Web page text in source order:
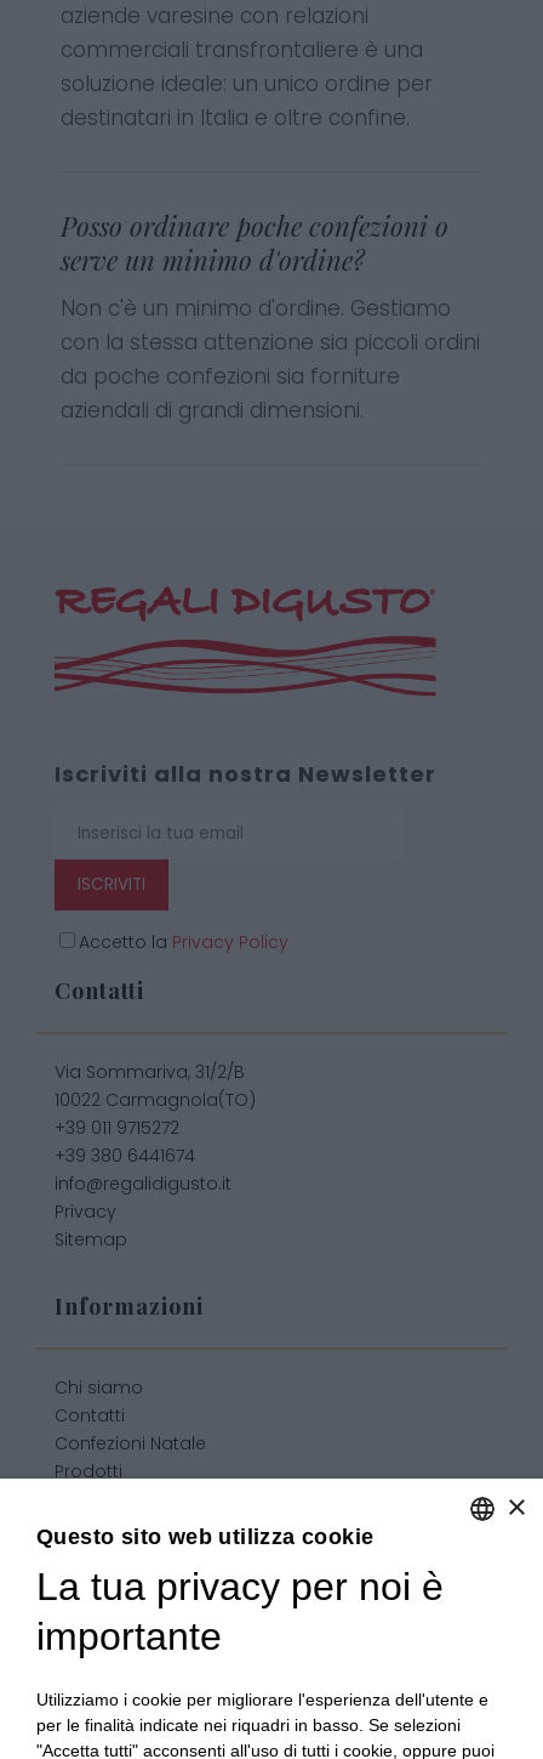
aziende varesine con relazioni
commerciali transfrontaliere è una
soluzione ideale: un unico ordine per
destinatari in Italia e oltre confine.
Posso ordinare poche confezioni o
serve un minimo d'ordine?
Non c'è un minimo d'ordine. Gestiamo
con la stessa attenzione sia piccoli ordini
da poche confezioni sia forniture
aziendali di grandi dimensioni.
Iscriviti alla nostra Newsletter
ISCRIVITI
Accetto la Privacy Policy
Contatti
Via Sommariva, 31/2/B
10022 Carmagnola(TO)
+39 011 9715272
+39 380 6441674
info@regalidigusto.it
Privacy
Sitemap
Informazioni
Chi siamo
Contatti
Confezioni Natale
Prodotti
Condizioni generali di vendita
×
Questo sito web utilizza cookie
La tua privacy per noi è
importante
Utilizziamo i cookie per migliorare l'esperienza dell'utente e
per le finalità indicate nei riquadri in basso. Se selezioni
"Accetta tutti" acconsenti all'uso di tutti i cookie, oppure puoi